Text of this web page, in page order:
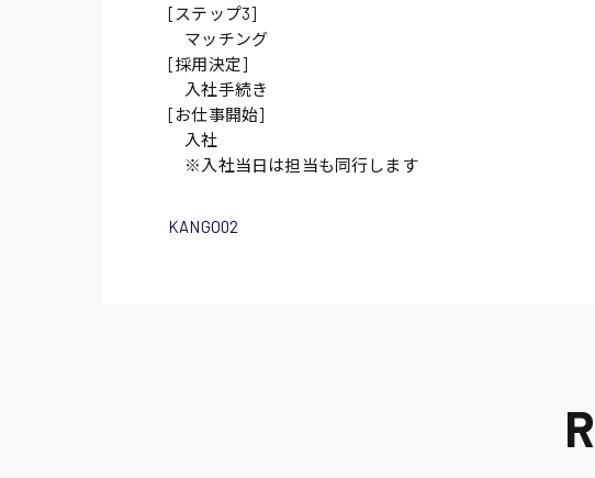
[ステップ3]
マッチング
[採用決定]
入社手続き
[お仕事開始]
入社
※入社当日は担当も同行します
KANGO02